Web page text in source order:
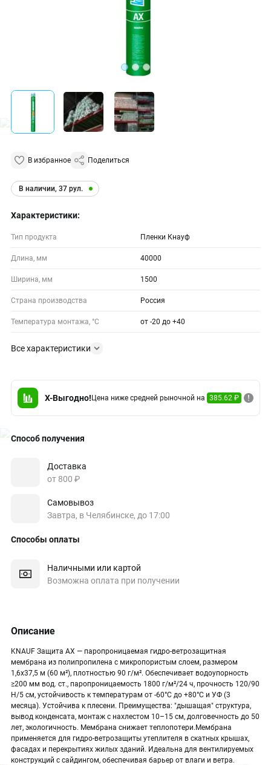
В избранное Поделиться
В наличии, 37 рул.
Характеристики:
Тип продукта Пленки Кнауф
Длина, мм 40000
Ширина, мм 1500
Страна производства Россия
Температура монтажа, °С от -20 до +40
Все характеристики
X-Выгодно! Цена ниже средней рыночной на 385.62 ₽
Способ получения
Доставка
от 800 ₽
Самовывоз
Завтра, в Челябинске, до 17:00
Способы оплаты
Наличными или картой
Возможна оплата при получении
Описание
KNAUF Защита АХ — паропроницаемая гидро-ветрозащитная
мембрана из полипропилена с микропористым слоем, размером
1,6х37,5 м (60 м²), плотностью 90 г/м². Обеспечивает водоупорность
≥200 мм вод. ст., паропроницаемость 1800 г/м²/24 ч, прочность 120/90
Н/5 см, устойчивость к температурам от -60°C до +80°C и УФ (3
месяца). Устойчива к плесени. Преимущества: "дышащая" структура,
вывод конденсата, монтаж с нахлестом 10–15 см, долговечность до 50
лет, экологичность. Мембрана снижает теплопотери.Мембрана
применяется для гидро-ветрозащиты утеплителя в скатных крышах,
фасадах и перекрытиях жилых зданий. Идеальна для вентилируемых
конструкций с сайдингом, обеспечивая барьер от влаги и ветра.